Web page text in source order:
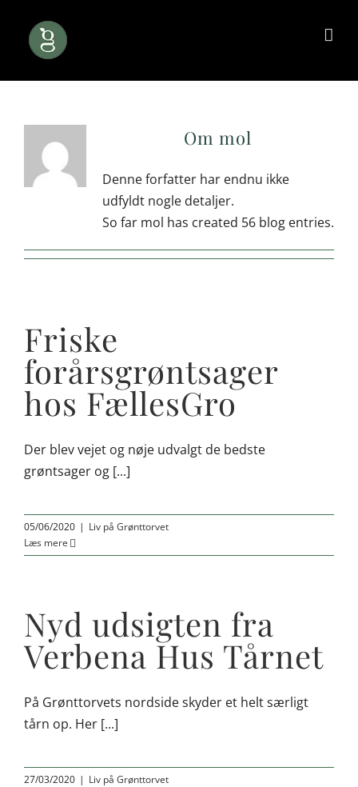
content
Ommol
Denne forfatter har endnu ikke
udfyldt nogle detaljer.
So far mol has created 56 blog entries.
Friske
forårsgrøntsager
hos FællesGro
Der blev vejet og nøje udvalgt de bedste
grøntsager og [...]
05/06/2020 | Liv på Grønttorvet
Læs mere
Nyd udsigten fra
Verbena Hus Tårnet
På Grønttorvets nordside skyder et helt særligt
tårn op. Her [...]
27/03/2020 | Liv på Grønttorvet